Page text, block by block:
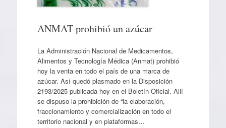
ANMAT prohibió un azúcar
La Administración Nacional de Medicamentos,
Alimentos y Tecnología Médica (Anmat) prohibió
hoy la venta en todo el país de una marca de
azúcar. Así quedó plasmado en la Disposición
2193/2025 publicada hoy en el Boletín Oficial. Allí
se dispuso la prohibición de “la elaboración,
fraccionamiento y comercialización en todo el
territorio nacional y en plataformas…